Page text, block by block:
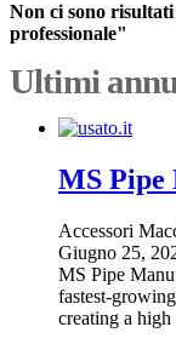
Non ci sono
professionale"
Ultimi
MS Pipe
Accessori
Giugno 25,
MS Pipe
fastest-
creating a